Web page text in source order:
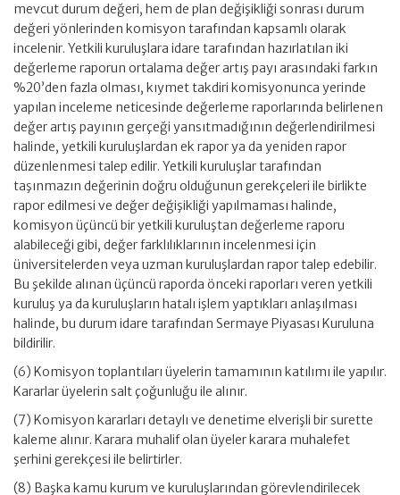
mevcut durum değeri, hem de plan değişikliği sonrası durum
değeri yönlerinden komisyon tarafından kapsamlı olarak
incelenir. Yetkili kuruluşlara idare tarafından hazırlatılan iki
değerleme raporun ortalama değer artış payı arasındaki farkın
%20’den fazla olması, kıymet takdiri komisyonunca yerinde
yapılan inceleme neticesinde değerleme raporlarında belirlenen
değer artış payının gerçeği yansıtmadığının değerlendirilmesi
halinde, yetkili kuruluşlardan ek rapor ya da yeniden rapor
düzenlenmesi talep edilir. Yetkili kuruluşlar tarafından
taşınmazın değerinin doğru olduğunun gerekçeleri ile birlikte
rapor edilmesi ve değer değişikliği yapılmaması halinde,
komisyon üçüncü bir yetkili kuruluştan değerleme raporu
alabileceği gibi, değer farklılıklarının incelenmesi için
üniversitelerden veya uzman kuruluşlardan rapor talep edebilir.
Bu şekilde alınan üçüncü raporda önceki raporları veren yetkili
kuruluş ya da kuruluşların hatalı işlem yaptıkları anlaşılması
halinde, bu durum idare tarafından Sermaye Piyasası Kuruluna
bildirilir.
(6) Komisyon toplantıları üyelerin tamamının katılımı ile yapılır.
Kararlar üyelerin salt çoğunluğu ile alınır.
(7) Komisyon kararları detaylı ve denetime elverişli bir surette
kaleme alınır. Karara muhalif olan üyeler karara muhalefet
şerhini gerekçesi ile belirtirler.
(8) Başka kamu kurum ve kuruluşlarından görevlendirilecek